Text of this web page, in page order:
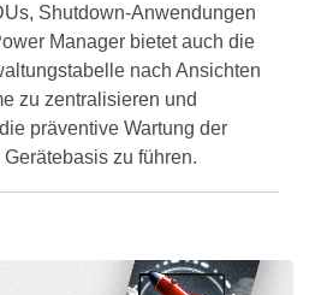
Shutdown-Anwendungen
Manager bietet auch die
nach Ansichten
zu zentralisieren und
präventive Wartung der
zu führen.